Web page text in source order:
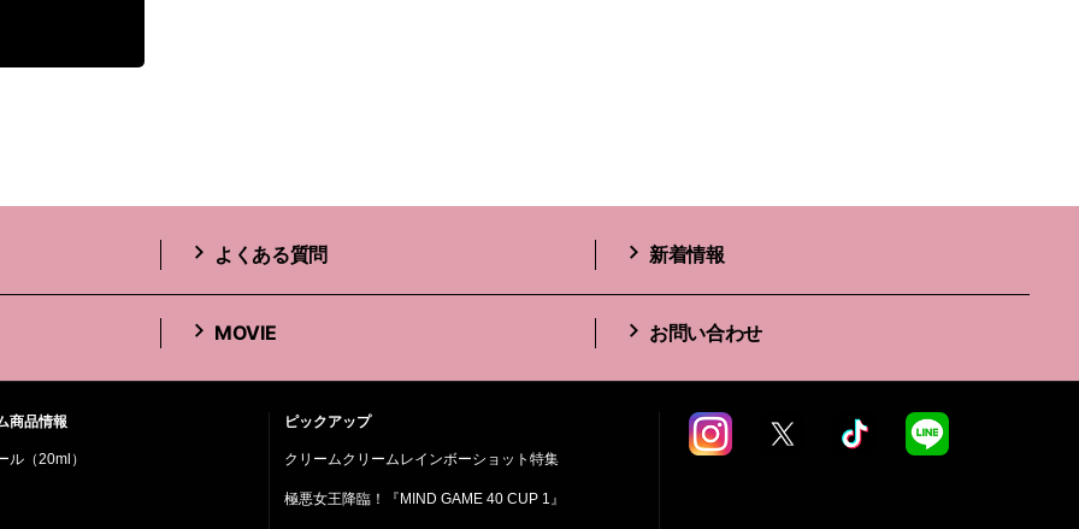
よくある質問 新着情報
MOVIE お問い合わせ
商品情報
ル（20ml）
ピックアップ
クリームクリームレインボーショット特集
極悪女王降臨！『MIND GAME 40 CUP 1』